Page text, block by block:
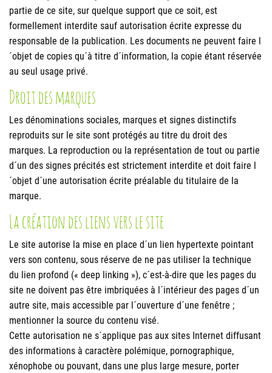
partie de ce site, sur quelque support que ce soit, est
formellement interdite sauf autorisation écrite expresse du
responsable de la publication. Les documents ne peuvent faire l
´objet de copies qu´à titre d´information, la copie étant réservée
au seul usage privé.
Droit des marques
Les dénominations sociales, marques et signes distinctifs
reproduits sur le site sont protégés au titre du droit des
marques. La reproduction ou la représentation de tout ou partie
d´un des signes précités est strictement interdite et doit faire l
´objet d´une autorisation écrite préalable du titulaire de la
marque.
La création des liens vers le site
Le site autorise la mise en place d´un lien hypertexte pointant
vers son contenu, sous réserve de ne pas utiliser la technique
du lien profond (« deep linking »), c´est-à-dire que les pages du
site ne doivent pas être imbriquées à l´intérieur des pages d´un
autre site, mais accessible par l´ouverture d´une fenêtre ;
mentionner la source du contenu visé.
Cette autorisation ne s´applique pas aux sites Internet diffusant
des informations à caractère polémique, pornographique,
xénophobe ou pouvant, dans une plus large mesure, porter